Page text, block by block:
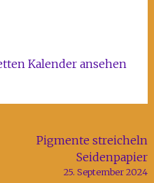
Kalender ansehen
Pigmente streicheln
Seidenpapier
25. September 2024